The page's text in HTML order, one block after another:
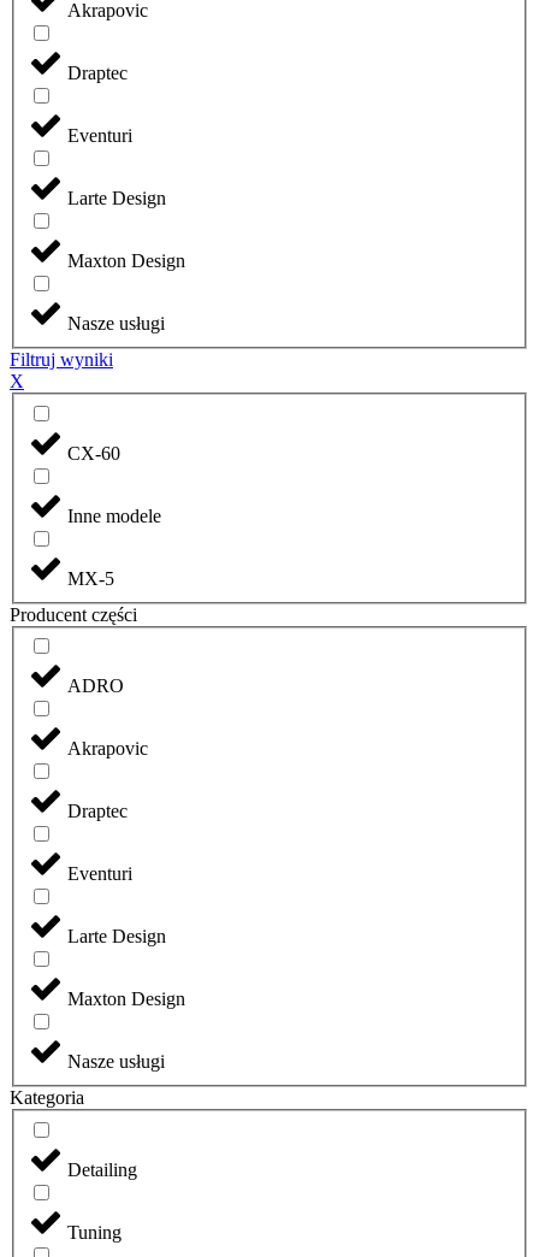
Akrapovic
Draptec
Eventuri
Larte Design
Maxton Design
Nasze usługi
Filtruj wyniki
X
CX-60
Inne modele
MX-5
Producent części
ADRO
Akrapovic
Draptec
Eventuri
Larte Design
Maxton Design
Nasze usługi
Kategoria
Detailing
Tuning